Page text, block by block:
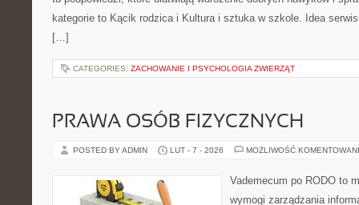
kategorie to Kącik rodzica i Kultura i sztuka w szkole. Idea
[…]
CATEGORIES: ZACHOWANIE I PSYCHOLOGIA ZWIERZĄT
PRAWA OSÓB FIZYCZNYCH
POSTED BY ADMIN LUT - 7 - 2026 MOŻLIWOŚĆ
Vademecum po RODO to
wymogi zarządzania